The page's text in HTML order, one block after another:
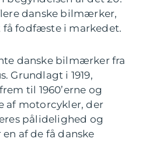
danske bilmærker,
fodfæste i markedet.
danske bilmærker fra
Grundlagt i 1919,
til 1960’erne og
af motorcykler, der
pålidelighed og
af de få danske